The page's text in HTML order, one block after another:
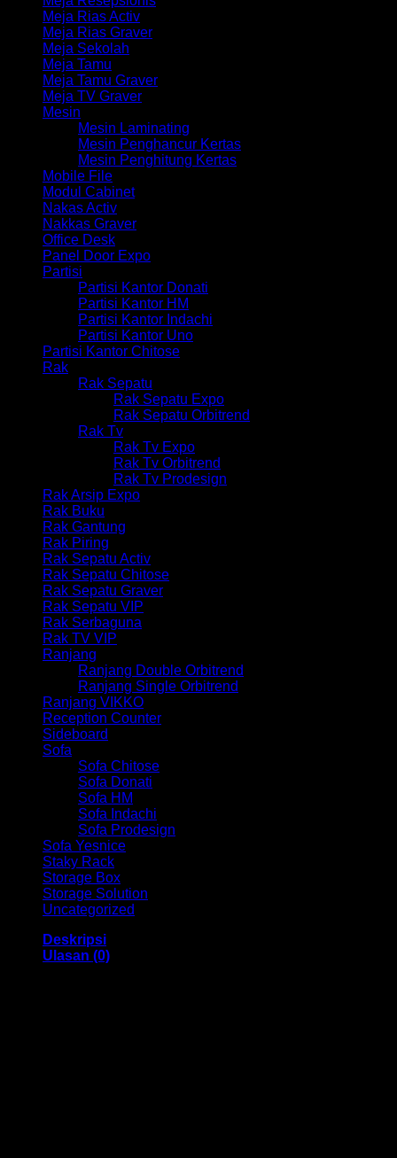
Meja Rias Activ
Meja Rias Graver
Meja Sekolah
Meja Tamu
Meja Tamu Graver
Meja TV Graver
Mesin
Mesin Laminating
Mesin Penghancur Kertas
Mesin Penghitung Kertas
Mobile File
Modul Cabinet
Nakas Activ
Nakkas Graver
Office Desk
Panel Door Expo
Partisi
Partisi Kantor Donati
Partisi Kantor HM
Partisi Kantor Indachi
Partisi Kantor Uno
Partisi Kantor Chitose
Rak
Rak Sepatu
Rak Sepatu Expo
Rak Sepatu Orbitrend
Rak Tv
Rak Tv Expo
Rak Tv Orbitrend
Rak Tv Prodesign
Rak Arsip Expo
Rak Buku
Rak Gantung
Rak Piring
Rak Sepatu Activ
Rak Sepatu Chitose
Rak Sepatu Graver
Rak Sepatu VIP
Rak Serbaguna
Rak TV VIP
Ranjang
Ranjang Double Orbitrend
Ranjang Single Orbitrend
Ranjang VIKKO
Reception Counter
Sideboard
Sofa
Sofa Chitose
Sofa Donati
Sofa HM
Sofa Indachi
Sofa Prodesign
Sofa Yesnice
Staky Rack
Storage Box
Storage Solution
Uncategorized
Deskripsi
Ulasan (0)